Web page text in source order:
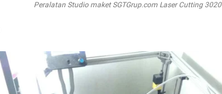
Peralatan Studio maket SGTGrup.com Laser Cutting 3020